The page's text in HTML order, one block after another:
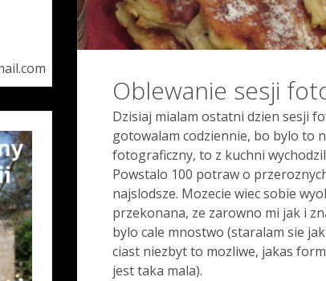
Oblewanie sesji
Dzisiaj mialam ostatni dzien sesji
gotowalam codziennie, bo bylo to
fotograficzny, to z kuchni
Powstalo 100 potraw o
najslodsze. Mozecie wiec sobie
przekonana, ze zarowno mi jak i
bylo cale mnostwo (staralam sie
ciast niezbyt to mozliwe, jakas
jest taka mala).